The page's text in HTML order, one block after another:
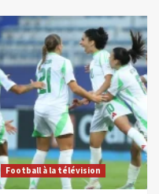
Football à la télévision